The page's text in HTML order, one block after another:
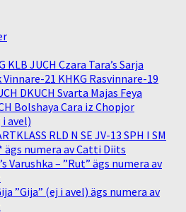
KLB JUCH Czara Tara’s Sarja
Vinnare-21 KHKG Rasvinnare-19
DKUCH Svarta Majas Feya
Bolshaya Cara iz Chopjor
avel)
RLD N SE JV-13 SPH I SM
ägs numera av Catti Diits
Varushka – ”Rut” ägs numera av
”Gija” (ej i avel) ägs numera av